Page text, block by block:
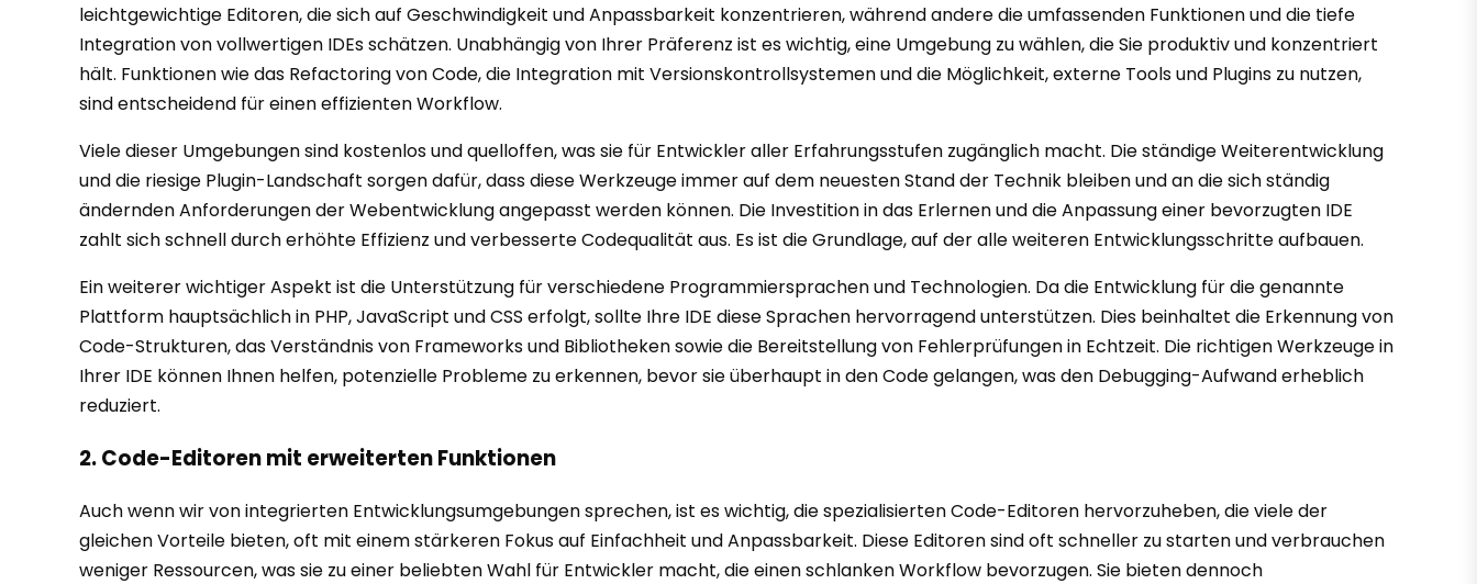
leichtgewichtige Editoren, die sich auf Geschwindigkeit und Anpassbarkeit konzentrieren, während andere die umfassenden Funktionen und die tiefe
Integration von vollwertigen IDEs schätzen. Unabhängig von Ihrer Präferenz ist es wichtig, eine Umgebung zu wählen, die Sie produktiv und konzentriert
hält. Funktionen wie das Refactoring von Code, die Integration mit Versionskontrollsystemen und die Möglichkeit, externe Tools und Plugins zu nutzen,
sind entscheidend für einen effizienten Workflow.
Viele dieser Umgebungen sind kostenlos und quelloffen, was sie für Entwickler aller Erfahrungsstufen zugänglich macht. Die ständige Weiterentwicklung
und die riesige Plugin-Landschaft sorgen dafür, dass diese Werkzeuge immer auf dem neuesten Stand der Technik bleiben und an die sich ständig
ändernden Anforderungen der Webentwicklung angepasst werden können. Die Investition in das Erlernen und die Anpassung einer bevorzugten IDE
zahlt sich schnell durch erhöhte Effizienz und verbesserte Codequalität aus. Es ist die Grundlage, auf der alle weiteren Entwicklungsschritte aufbauen.
Ein weiterer wichtiger Aspekt ist die Unterstützung für verschiedene Programmiersprachen und Technologien. Da die Entwicklung für die genannte
Plattform hauptsächlich in PHP, JavaScript und CSS erfolgt, sollte Ihre IDE diese Sprachen hervorragend unterstützen. Dies beinhaltet die Erkennung von
Code-Strukturen, das Verständnis von Frameworks und Bibliotheken sowie die Bereitstellung von Fehlerprüfungen in Echtzeit. Die richtigen Werkzeuge in
Ihrer IDE können Ihnen helfen, potenzielle Probleme zu erkennen, bevor sie überhaupt in den Code gelangen, was den Debugging-Aufwand erheblich
reduziert.
2. Code-Editoren mit erweiterten Funktionen
Auch wenn wir von integrierten Entwicklungsumgebungen sprechen, ist es wichtig, die spezialisierten Code-Editoren hervorzuheben, die viele der
gleichen Vorteile bieten, oft mit einem stärkeren Fokus auf Einfachheit und Anpassbarkeit. Diese Editoren sind oft schneller zu starten und verbrauchen
weniger Ressourcen, was sie zu einer beliebten Wahl für Entwickler macht, die einen schlanken Workflow bevorzugen. Sie bieten dennoch